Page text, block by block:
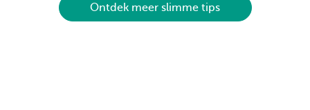
Ontdek meer slimme tips